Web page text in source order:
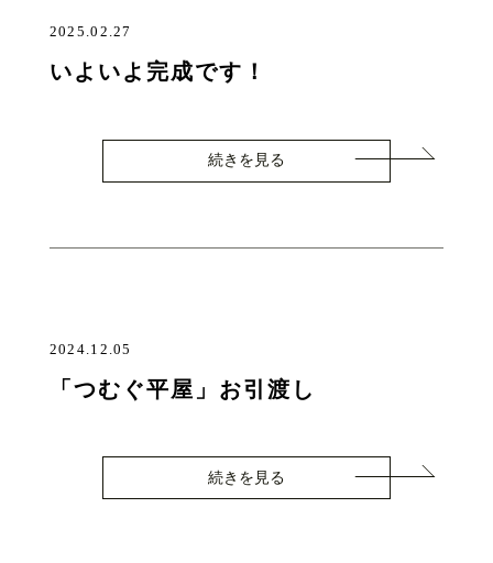
2025.02.27
いよいよ完成です！
続きを見る
2024.12.05
「つむぐ平屋」お引渡し
続きを見る